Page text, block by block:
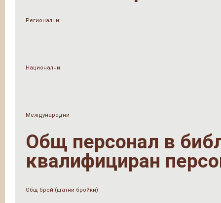
Регионални
Национални
Международни
Общ персонал в
квалифициран
Общ брой (щатни бройки)